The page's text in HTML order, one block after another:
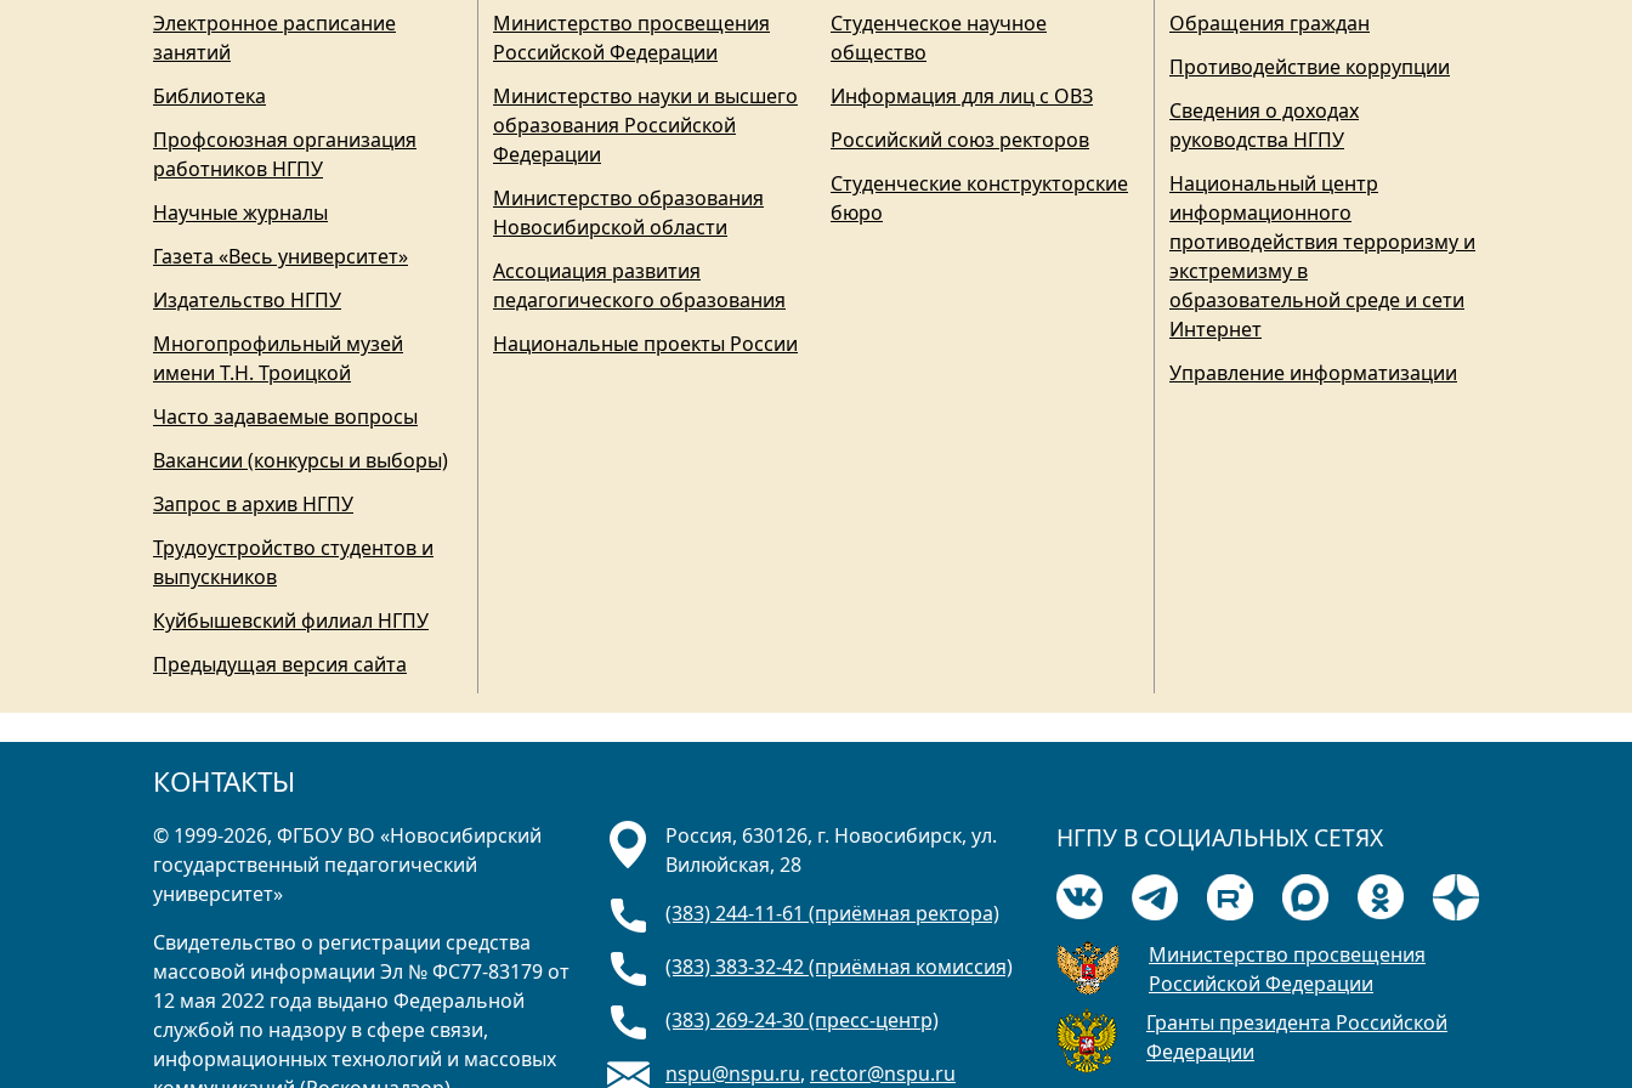
Электронное расписание
занятий
Библиотека
Профсоюзная организация
работников НГПУ
Научные журналы
Газета «Весь университет»
Издательство НГПУ
Многопрофильный музей
имени Т.Н. Троицкой
Часто задаваемые вопросы
Вакансии (конкурсы и выборы)
Запрос в архив НГПУ
Трудоустройство студентов и
выпускников
Куйбышевский филиал НГПУ
Предыдущая версия сайта
Министерство просвещения
Российской Федерации
Министерство науки и высшего
образования Российской
Федерации
Министерство образования
Новосибирской области
Ассоциация развития
педагогического образования
Национальные проекты России
Студенческое научное
общество
Информация для лиц с ОВЗ
Российский союз ректоров
Студенческие конструкторские
бюро
Обращения граждан
Противодействие коррупции
Сведения о доходах
руководства НГПУ
Национальный центр
информационного
противодействия терроризму и
экстремизму в
образовательной среде и сети
Интернет
Управление информатизации
КОНТАКТЫ
© 1999-2026, ФГБОУ ВО «Новосибирский
государственный педагогический
университет»
Свидетельство о регистрации средства
массовой информации Эл № ФС77-83179 от
12 мая 2022 года выдано Федеральной
службой по надзору в сфере связи,
информационных технологий и массовых
Россия, 630126, г. Новосибирск, ул.
Вилюйская, 28
(383) 244-11-61 (приёмная ректора)
(383) 383-32-42 (приёмная комиссия)
(383) 269-24-30 (пресс-центр)
nspu@nspu.ru, rector@nspu.ru
НГПУ В СОЦИАЛЬНЫХ СЕТЯХ
Министерство просвещения
Российской Федерации
Гранты президента Российской
Федерации